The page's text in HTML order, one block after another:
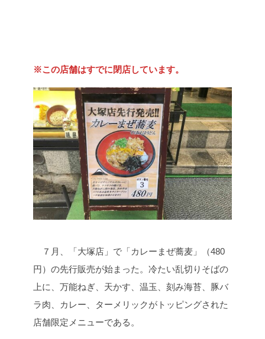
※この店舗はすでに閉店しています。
７月、「大塚店」で「カレーまぜ蕎麦」（480
円）の先行販売が始まった。冷たい乱切りそばの
上に、万能ねぎ、天かす、温玉、刻み海苔、豚バ
ラ肉、カレー、ターメリックがトッピングされた
店舗限定メニューである。